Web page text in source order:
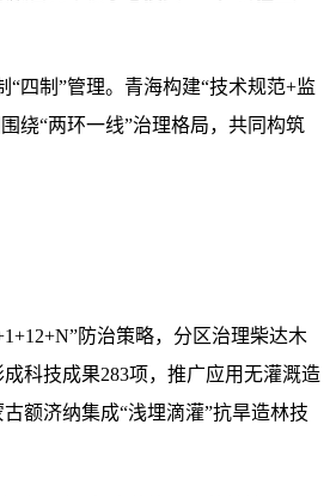
四制”管理。青海构建“技术规范+监
绕“两环一线”治理格局，共同构筑
防治策略，分区治理柴达木
科技成果283项，推广应用无灌溉造
额济纳集成“浅埋滴灌”抗旱造林技